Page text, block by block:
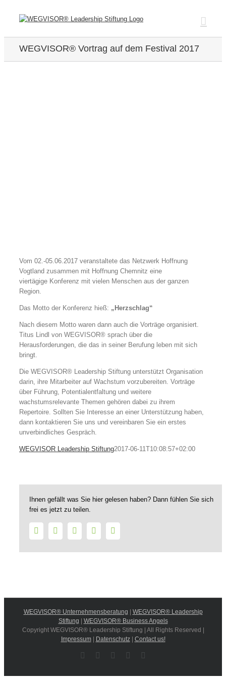
WEGVISOR® Vortrag auf dem Festival 2017
Vom 02.-05.06.2017 veranstaltete das Netzwerk Hoffnung
Vogtland zusammen mit Hoffnung Chemnitz eine
viertägige Konferenz mit vielen Menschen aus der ganzen
Region.
Das Motto der Konferenz hieß: „Herzschlag“
Nach diesem Motto waren dann auch die Vorträge organisiert.
Titus Lindl von WEGVISOR® sprach über die
Herausforderungen, die das in seiner Berufung leben mit sich
bringt.
Die WEGVISOR® Leadership Stiftung unterstützt Organisation
darin, ihre Mitarbeiter auf Wachstum vorzubereiten. Vorträge
über Führung, Potentialentfaltung und weitere
wachstumsrelevante Themen gehören dabei zu ihrem
Repertoire. Sollten Sie Interesse an einer Unterstützung haben,
dann kontaktieren Sie uns und vereinbaren Sie ein erstes
unverbindliches Gespräch.
WEGVISOR Leadership Stiftung2017-06-11T10:08:57+02:00
Ihnen gefällt was Sie hier gelesen haben? Dann fühlen Sie sich
frei es jetzt zu teilen.
FacebookTwitter LinkedInWhatsApp
Mail
WEGVISOR® Unternehmensberatung
WEGVISOR® Leadership
Stiftung
WEGVISOR® Business Angels
Copyright WEGVISOR® Leadership Stiftung | All Rights Reserved |
Impressum| Datenschutz| Contact us!
FacebookInstagramYouTube
Xing